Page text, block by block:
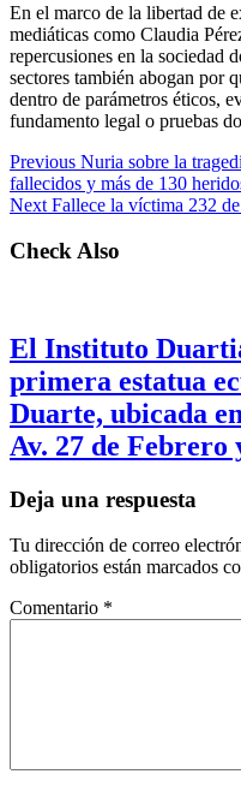
En el marco de la libertad de
mediáticas como Claudia
repercusiones en la sociedad
sectores también abogan por
dentro de parámetros éticos,
fundamento legal o pruebas
Previous Nuria sobre la
fallecidos y más de 130
Next Fallece la víctima 232
Check Also
El Instituto
primera estatua
Duarte, ubicada
Av. 27 de
Deja una respuesta
Tu dirección de correo
obligatorios están marcados
Comentario *